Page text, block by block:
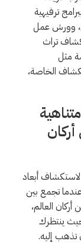
ترفيهية
وورش عمل
تراث
مثل
الخاصة،
أبعاد
تجمع بين
العالم،
ينتظرك
تذهب إليه.